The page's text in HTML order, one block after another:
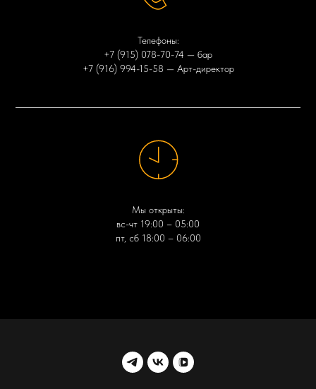
Телефоны:
+7 (915) 078-70-74 — бар
+7 (916) 994-15-58 — Арт-директор
Мы открыты:
вс-чт 19:00 – 05:00
пт, сб 18:00 – 06:00